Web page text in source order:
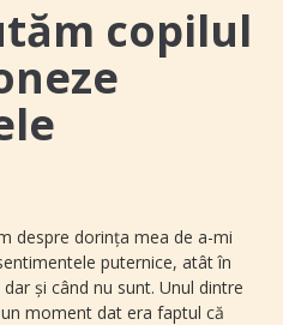
copilul
despre dorinţa mea de a-mi
puternice, atât în
şi când nu sunt. Unul dintre
moment dat era faptul că